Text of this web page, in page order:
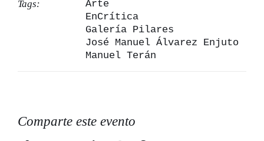
Tags:
Arte
EnCrítica
Galería Pilares
José Manuel Álvarez Enjuto
Manuel Terán
Comparte este evento